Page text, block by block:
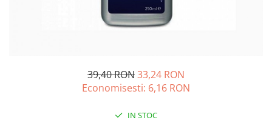
Cappucino instant
39,40 RON33,24 RON
Economisesti: 6,16 RON
IN STOC